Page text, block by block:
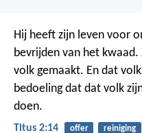
Hij heeft zijn leven voor
bevrijden van het
volk gemaakt. En dat
bedoeling dat dat volk
doen.
Titus 2:14 offer reiniging